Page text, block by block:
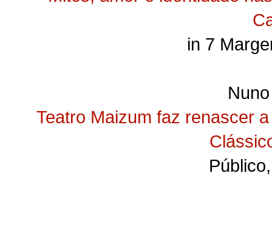
in 7
Teatro Maizum faz renascer